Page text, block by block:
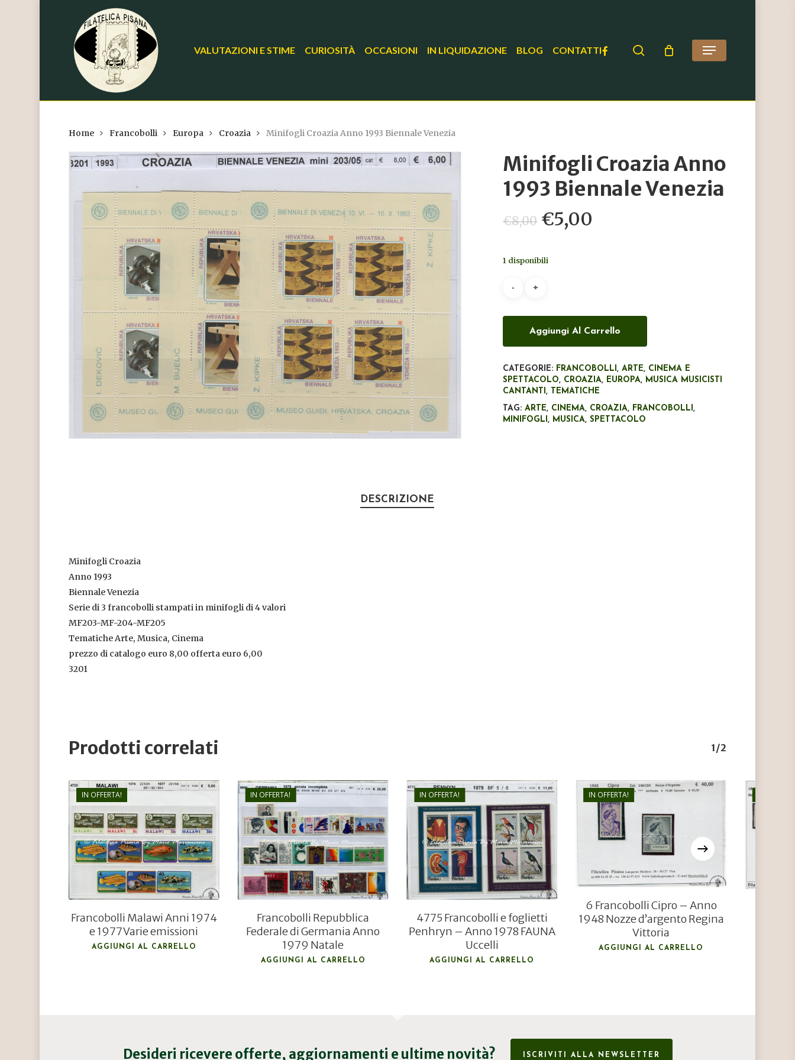
Hit enter to search or ESC to close
VALUTAZIONI E STIME CURIOSITÀ OCCASIONI IN LIQUIDAZIONE BLOG CONTATTIFACEBOOK search Menu
Home Francobolli Europa Croazia Minifogli Croazia Anno 1993 Biennale Venezia
Minifogli Croazia Anno
1993 Biennale Venezia
€8,00 Il
prezzo
originale
€5,00
1 disponibili
Aggiungi Al Carrello
CATEGORIE: FRANCOBOLLI,ARTE, CINEMA E
SPETTACOLO, CROAZIA, EUROPA, MUSICA MUSICISTI
CANTANTI, TEMATICHE
TAG:ARTE, CINEMA, CROAZIA, FRANCOBOLLI,
MINIFOGLI, MUSICA,SPETTACOLO
DESCRIZIONE
Minifogli Croazia
Anno 1993
Biennale Venezia
Serie di 3 francobolli stampati in minifogli di 4 valori
MF203-MF-204-MF205
Tematiche Arte, Musica, Cinema
prezzo di catalogo euro 8,00 offerta euro 6,00
3201
Prodotti correlati 1/2
IN OFFERTA!
€9,00
€6,00
Francobolli Malawi Anni 1974
e 1977 Varie emissioni
AGGIUNGI AL CARRELLO
IN OFFERTA!
€24,00
€16,00
Francobolli Repubblica
Federale di Germania Anno
1979 Natale
AGGIUNGI AL CARRELLO
IN OFFERTA!
€11,00
€ 7,50
4775 Francobolli e foglietti
Penhryn – Anno 1978 FAUNA
Uccelli
AGGIUNGI AL CARRELLO
IN OFFERTA! €
25,00
6 Francobolli Cipro – Anno
1948 Nozze d’argento Regina
Vittoria
AGGIUNGI AL CARRELLO
Desideri ricevere offerte, aggiornamenti e ultime novità? ISCRIVITI ALLA NEWSLETTER